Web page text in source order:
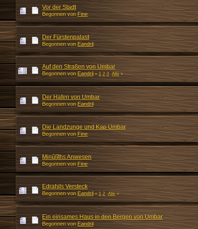
Vor der Stadt
Begonnen von Fine
Der Fürstenpalast
Begonnen von Eandril
Auf den Straßen von Umbar
Begonnen von Eandril «1 2 3 Alle»
Der Hafen von Umbar
Begonnen von Eandril
Die Landzunge und Kap Umbar
Begonnen von Fine
Minûlîths Anwesen
Begonnen von Fine
Edrahils Versteck
Begonnen von Eandril «1 2 Alle»
Ein einsames Haus in den Bergen von Umbar
Begonnen von Eandril